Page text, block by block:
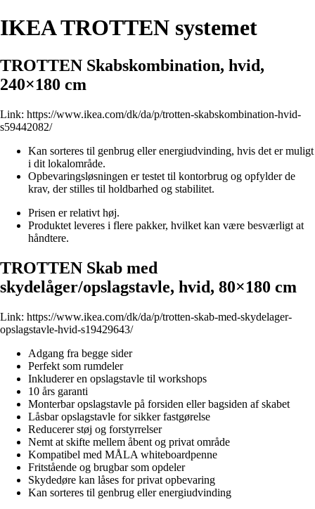
IKEA TROTTEN systemet
TROTTEN Skabskombination, hvid,
240×180 cm
Link: https://www.ikea.com/dk/da/p/trotten-skabskombination-hvid-
s59442082/
Kan sorteres til genbrug eller energiudvinding, hvis det er muligt
i dit lokalområde.
Opbevaringsløsningen er testet til kontorbrug og opfylder de
krav, der stilles til holdbarhed og stabilitet.
Prisen er relativt høj.
Produktet leveres i flere pakker, hvilket kan være besværligt at
håndtere.
TROTTEN Skab med
skydelåger/opslagstavle, hvid, 80×180 cm
Link: https://www.ikea.com/dk/da/p/trotten-skab-med-skydelager-
opslagstavle-hvid-s19429643/
Adgang fra begge sider
Perfekt som rumdeler
Inkluderer en opslagstavle til workshops
10 års garanti
Monterbar opslagstavle på forsiden eller bagsiden af skabet
Låsbar opslagstavle for sikker fastgørelse
Reducerer støj og forstyrrelser
Nemt at skifte mellem åbent og privat område
Kompatibel med MÅLA whiteboardpenne
Fritstående og brugbar som opdeler
Skydedøre kan låses for privat opbevaring
Kan sorteres til genbrug eller energiudvinding